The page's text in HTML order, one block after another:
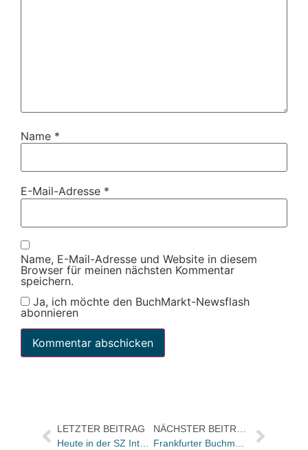
Name *
E-Mail-Adresse *
Name, E-Mail-Adresse und Website in diesem
Browser für meinen nächsten Kommentar
speichern.
Ja, ich möchte den BuchMarkt-Newsflash
abonnieren
LETZTER BEITRAG
Heute in der SZ Interview mit Gunter Thielen